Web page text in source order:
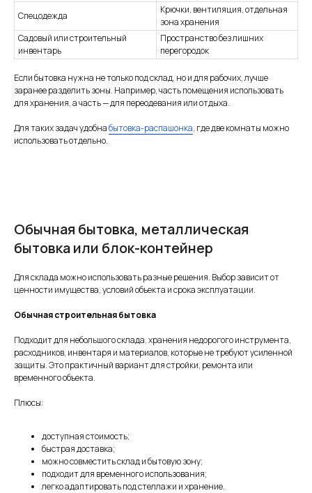
Спецодежда
Крючки, вентиляция, отдельная
зона хранения
Садовый или строительный
инвентарь
Пространство без лишних
перегородок
Если бытовка нужна не только под склад, но и для рабочих, лучше
заранее разделить зоны. Например, часть помещения использовать
для хранения, а часть — для переодевания или отдыха.
Для таких задач удобнабытовка-распашонка, где две комнаты можно
использовать отдельно.
Обычная бытовка, металлическая
бытовка или блок-контейнер
Для склада можно использовать разные решения. Выбор зависит от
ценности имущества, условий объекта и срока эксплуатации.
Обычная строительная бытовка
Подходит для небольшого склада, хранения недорогого инструмента,
расходников, инвентаря и материалов, которые не требуют усиленной
защиты. Это практичный вариант для стройки, ремонта или
временного объекта.
Плюсы:
доступная стоимость;
быстрая доставка;
можно совместить склад и бытовую зону;
подходит для временного использования;
легко адаптировать под стеллажи и хранение.